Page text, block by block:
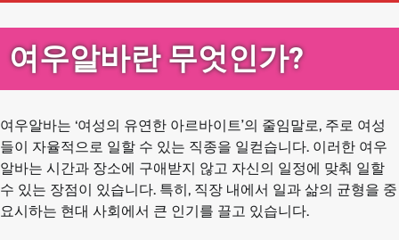
여우알바란 무엇인가?
여우알바는 ‘여성의 유연한 아르바이트’의 줄임말로, 주로 여성
들이 자율적으로 일할 수 있는 직종을 일컫습니다. 이러한 여우
알바는 시간과 장소에 구애받지 않고 자신의 일정에 맞춰 일할
수 있는 장점이 있습니다. 특히, 직장 내에서 일과 삶의 균형을 중
요시하는 현대 사회에서 큰 인기를 끌고 있습니다.